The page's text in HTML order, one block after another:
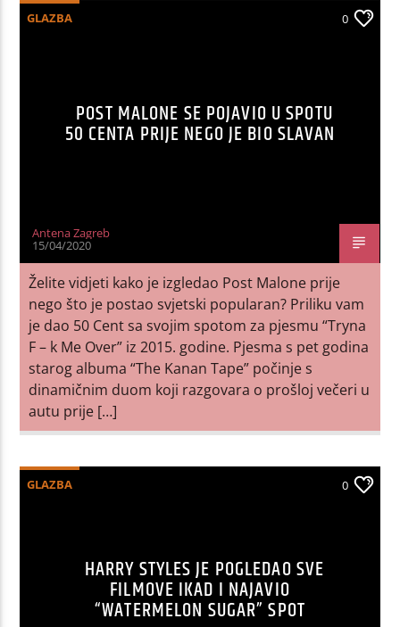
GLAZBA 0
POST MALONE SE POJAVIO U SPOTU
50 CENTA PRIJE NEGO JE BIO SLAVAN
Antena Zagreb
15/04/2020
Želite vidjeti kako je izgledao Post Malone prije
nego što je postao svjetski popularan? Priliku vam
je dao 50 Cent sa svojim spotom za pjesmu “Tryna
F – k Me Over” iz 2015. godine. Pjesma s pet godina
starog albuma “The Kanan Tape” počinje s
dinamičnim duom koji razgovara o prošloj večeri u
autu prije […]
GLAZBA 0
HARRY STYLES JE POGLEDAO SVE
FILMOVE IKAD I NAJAVIO
“WATERMELON SUGAR” SPOT